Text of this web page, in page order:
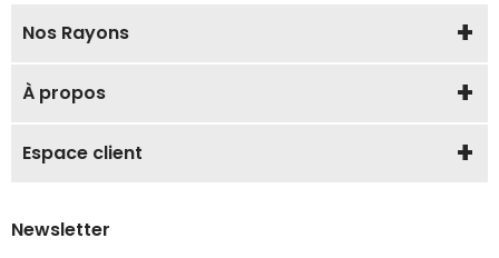
Nos Rayons
À propos
Espace client
Newsletter